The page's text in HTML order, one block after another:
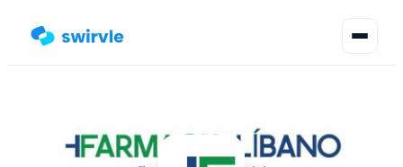
Change language
▾